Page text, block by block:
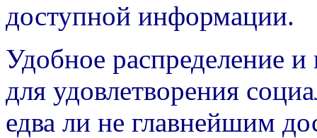
доступной информации.
Удобное распределение
для удовлетворения
едва ли не главнейшим